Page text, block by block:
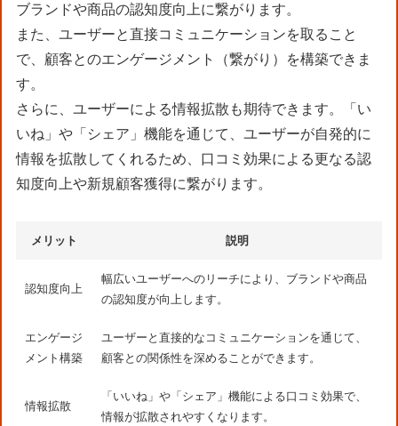
ブランドや商品の認知度向上に繋がります。
また、ユーザーと直接コミュニケーションを取ること
で、顧客とのエンゲージメント（繋がり）を構築できま
す。
さらに、ユーザーによる情報拡散も期待できます。「い
いね」や「シェア」機能を通じて、ユーザーが自発的に
情報を拡散してくれるため、口コミ効果による更なる認
知度向上や新規顧客獲得に繋がります。
メリット 説明
認知度向上
幅広いユーザーへのリーチにより、ブランドや商品
の認知度が向上します。
エンゲージ
メント構築
ユーザーと直接的なコミュニケーションを通じて、
顧客との関係性を深めることができます。
情報拡散
「いいね」や「シェア」機能による口コミ効果で、
情報が拡散されやすくなります。